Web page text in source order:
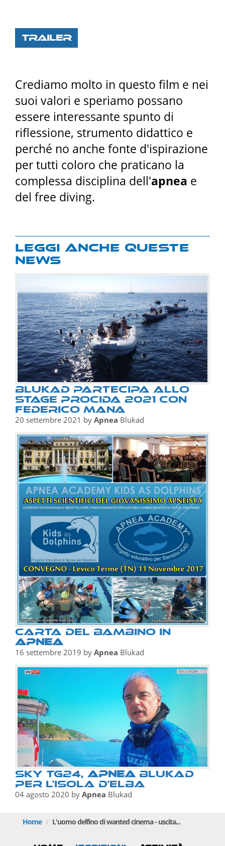
Trailer
Crediamo molto in questo film e nei
suoi valori e speriamo possano
essere interessante spunto di
riflessione, strumento didattico e
perché no anche fonte d'ispirazione
per tutti coloro che praticano la
complessa disciplina dell'apnea e
del free diving.
Leggi anche queste
news
BLUKAD PARTECIPA ALLO
STAGE PROCIDA 2021 CON
FEDERICO MANA
20 settembre 2021 by Apnea Blukad
CARTA DEL BAMBINO IN
APNEA
16 settembre 2019 by Apnea Blukad
Sky tg24, ApneaBlukad
per l'isola d'Elba
04 agosto 2020 by Apnea Blukad
Home L'uomo delfino di wanted cinema - uscita...